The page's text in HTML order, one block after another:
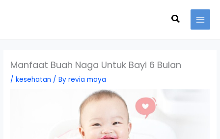
Search
Manfaat Buah Naga Untuk Bayi 6 Bulan
/kesehatan / Byrevia maya